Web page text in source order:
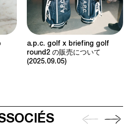
a.p.c. golf x briefing golf
round2 の販売について
2025.09.05